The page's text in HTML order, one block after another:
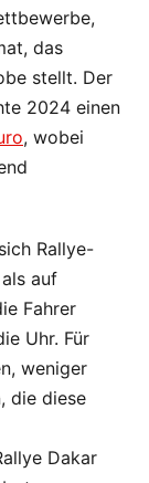
das
stellt. Der
2024 einen
, wobei
Rallye-
auf
Fahrer
Uhr. Für
weniger
die diese
Dakar